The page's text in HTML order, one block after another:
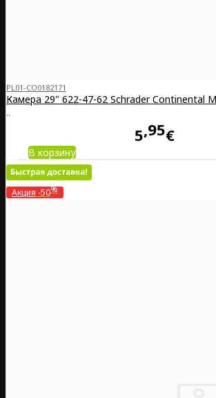
PL01-CO0182171
Камера 29" 622-47-62 Schrader Continental
..
5 95€
В корзину
Акция -50%